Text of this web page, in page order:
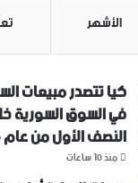
الأشهر
كيا تتصدر مبيعات
في السوق السورية
النصف الأول من عام 2026
منذ 10 ساعات